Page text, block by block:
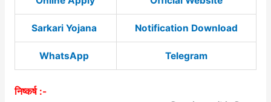
Sarkari Yojana Notification Download
WhatsApp Telegram
निष्कर्ष :-